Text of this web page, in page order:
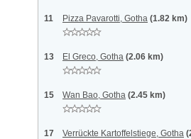
11 Pizza Pavarotti, Gotha (1.82 km)
13 El Greco, Gotha (2.06 km)
15 Wan Bao, Gotha (2.45 km)
17 Verrückte Kartoffelstiege, Gotha